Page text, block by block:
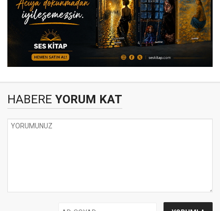
HABERE YORUM KAT